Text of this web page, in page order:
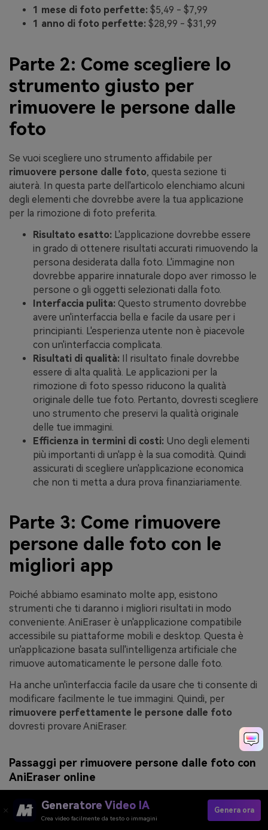
1 mese di foto perfette: $5,49 - $7,99
1 anno di foto perfette: $28,99 - $31,99
Parte 2: Come scegliere lo
strumento giusto per
rimuovere le persone dalle
foto
Se vuoi scegliere uno strumento affidabile per
rimuovere persone dalle foto, questa sezione ti
aiuterà. In questa parte dell'articolo elenchiamo alcuni
degli elementi che dovrebbe avere la tua applicazione
per la rimozione di foto preferita.
Risultato esatto: L'applicazione dovrebbe essere
in grado di ottenere risultati accurati rimuovendo la
persona desiderata dalla foto. L'immagine non
dovrebbe apparire innaturale dopo aver rimosso le
persone o gli oggetti selezionati dalla foto.
Interfaccia pulita: Questo strumento dovrebbe
avere un'interfaccia bella e facile da usare per i
principianti. L'esperienza utente non è piacevole
con un'interfaccia complicata.
Risultati di qualità: Il risultato finale dovrebbe
essere di alta qualità. Le applicazioni per la
rimozione di foto spesso riducono la qualità
originale delle tue foto. Pertanto, dovresti scegliere
uno strumento che preservi la qualità originale
delle tue immagini.
Efficienza in termini di costi: Uno degli elementi
più importanti di un'app è la sua comodità. Quindi
assicurati di scegliere un'applicazione economica
che non ti metta a dura prova finanziariamente.
Parte 3: Come rimuovere
persone dalle foto con le
migliori app
Poiché abbiamo esaminato molte app, esistono
strumenti che ti daranno i migliori risultati in modo
conveniente. AniEraser è un'applicazione compatibile
accessibile su piattaforme mobili e desktop. Questa è
un'applicazione basata sull'intelligenza artificiale che
rimuove automaticamente le persone dalle foto.
Ha anche un'interfaccia facile da usare che ti consente di
modificare facilmente le tue immagini. Quindi, per
rimuovere perfettamente le persone dalle foto
dovresti provare AniEraser.
Passaggi per rimuovere persone dalle foto con
AniEraser online
Ecco alcuni semplici passaggi per rimuovere le persone
indesiderate dalle tue foto. Quindi segui i passaggi per
Generatore Video IA
Crea video facilmente da testo o immagini
Genera ora